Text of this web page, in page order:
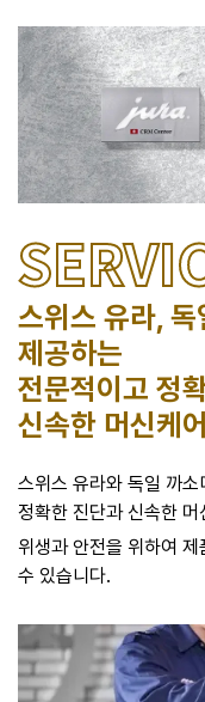
스위스 유라,
제공하는
전문적이고 정
신속한 머신케
스위스 유라와 독일 까
정확한 진단과 신속한
위생과 안전을 위하여
수 있습니다.